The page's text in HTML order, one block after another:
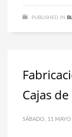
PUBLISHED IN
Cajas
SÁBADO, 11